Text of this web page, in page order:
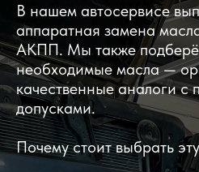
В нашем автосервисе
аппаратная замена
АКПП. Мы также
необходимые масла —
качественные аналоги с
допусками.
Почему стоит выбрать